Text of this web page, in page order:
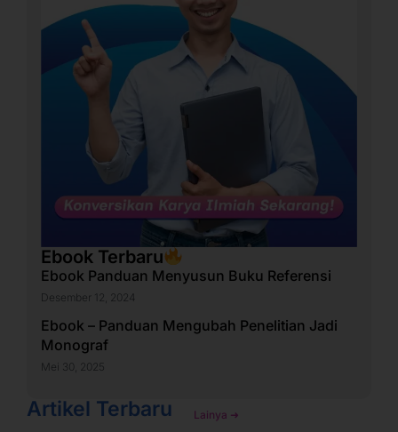
Ebook Terbaru
Ebook Panduan Menyusun Buku Referensi
Desember 12, 2024
Ebook – Panduan Mengubah Penelitian Jadi
Monograf
Mei 30, 2025
Artikel Terbaru Lainya ➜